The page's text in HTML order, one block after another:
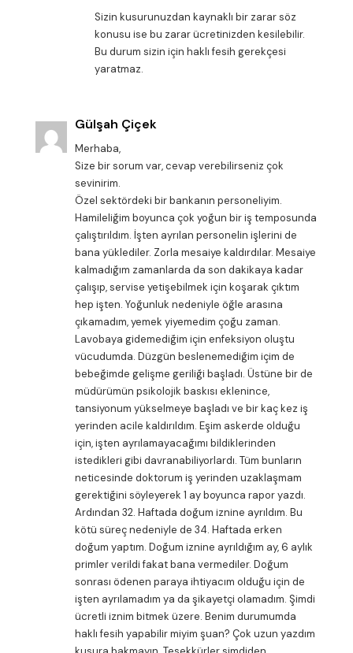
Sizin kusurunuzdan kaynaklı bir zarar söz
konusu ise bu zarar ücretinizden kesilebilir.
Bu durum sizin için haklı fesih gerekçesi
yaratmaz.
Gülşah Çiçek
Merhaba,
Size bir sorum var, cevap verebilirseniz çok
sevinirim.
Özel sektördeki bir bankanın personeliyim.
Hamileliğim boyunca çok yoğun bir iş temposunda
çalıştırıldım. İşten ayrılan personelin işlerini de
bana yüklediler. Zorla mesaiye kaldırdılar. Mesaiye
kalmadığım zamanlarda da son dakikaya kadar
çalışıp, servise yetişebilmek için koşarak çıktım
hep işten. Yoğunluk nedeniyle öğle arasına
çıkamadım, yemek yiyemedim çoğu zaman.
Lavobaya gidemediğim için enfeksiyon oluştu
vücudumda. Düzgün beslenemediğim içim de
bebeğimde gelişme geriliği başladı. Üstüne bir de
müdürümün psikolojik baskısı eklenince,
tansiyonum yükselmeye başladı ve bir kaç kez iş
yerinden acile kaldırıldım. Eşim askerde olduğu
için, işten ayrılamayacağımı bildiklerinden
istedikleri gibi davranabiliyorlardı. Tüm bunların
neticesinde doktorum iş yerinden uzaklaşmam
gerektiğini söyleyerek 1 ay boyunca rapor yazdı.
Ardından 32. Haftada doğum iznine ayrıldım. Bu
kötü süreç nedeniyle de 34. Haftada erken
doğum yaptım. Doğum iznine ayrıldığım ay, 6 aylık
primler verildi fakat bana vermediler. Doğum
sonrası ödenen paraya ihtiyacım olduğu için de
işten ayrılamadım ya da şikayetçi olamadım. Şimdi
ücretli iznim bitmek üzere. Benim durumumda
haklı fesih yapabilir miyim şuan? Çok uzun yazdım